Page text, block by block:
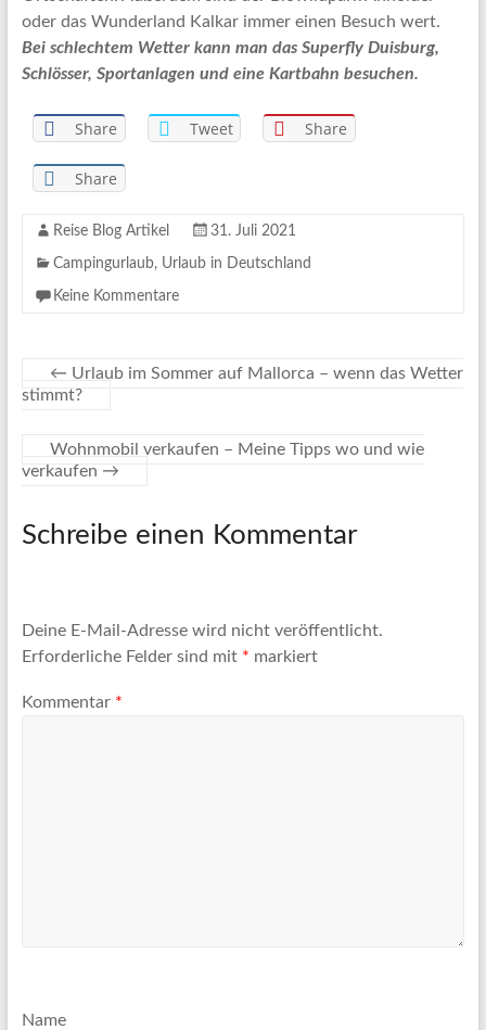
oder das Wunderland Kalkar immer einen Besuch wert.
Bei schlechtem Wetter kann man das Superfly Duisburg,
Schlösser, Sportanlagen und eine Kartbahn besuchen.
Share Tweet Share
Share
Reise Blog Artikel 31. Juli 2021
Campingurlaub, Urlaub in Deutschland
Keine Kommentare
← Urlaub im Sommer auf Mallorca – wenn das Wetter
stimmt?
Wohnmobil verkaufen – Meine Tipps wo und wie
verkaufen →
Schreibe einen Kommentar
Deine E-Mail-Adresse wird nicht veröffentlicht.
Erforderliche Felder sind mit * markiert
Kommentar *
Name